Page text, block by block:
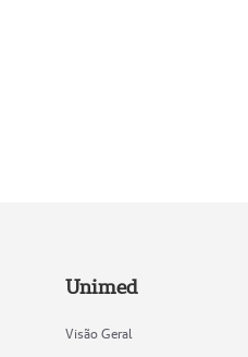
Unimed
Visão Geral